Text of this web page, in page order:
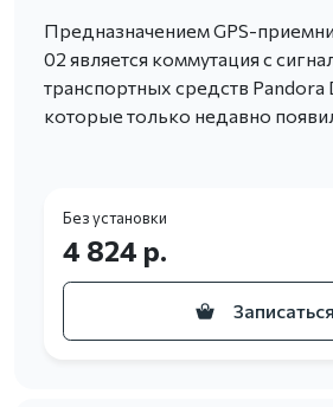
Предназначением GPS-
02 является коммутация с
транспортных средств Pandora
которые только недавно
Без установки
4 824 р.
Записаться